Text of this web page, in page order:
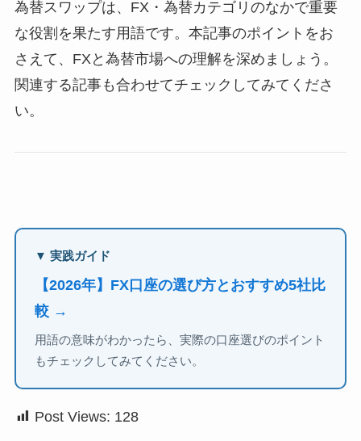
為替スワップは、FX・為替カテゴリのなかで重要
な役割を果たす用語です。本記事のポイントをお
さえて、FXと為替市場への理解を深めましょう。
関連する記事も合わせてチェックしてみてくださ
い。
▼ 実践ガイド
【2026年】FX口座の選び方とおすすめ5社比
較 →
用語の意味がわかったら、実際の口座選びのポイント
もチェックしてみてください。
Post Views: 128